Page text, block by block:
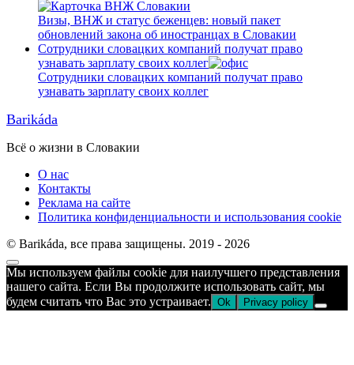
Визы, ВНЖ и статус беженцев: новый пакет
обновлений закона об иностранцах в Словакии
Сотрудники словацких компаний получат право
узнавать зарплату своих коллег
Сотрудники словацких компаний получат право
узнавать зарплату своих коллег
Barikáda
Всё о жизни в Словакии
О нас
Контакты
Реклама на сайте
Политика конфиденциальности и использования cookie
© Barikáda, все права защищены. 2019 - 2026
Прокрутка
к
верху
Мы используем файлы cookie для наилучшего представления
нашего сайта. Если Вы продолжите использовать сайт, мы
будем считать что Вас это устраивает. Ok Privacy policy